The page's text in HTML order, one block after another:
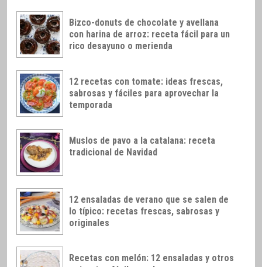
Bizco-donuts de chocolate y avellana
con harina de arroz: receta fácil para un
rico desayuno o merienda
12 recetas con tomate: ideas frescas,
sabrosas y fáciles para aprovechar la
temporada
Muslos de pavo a la catalana: receta
tradicional de Navidad
12 ensaladas de verano que se salen de
lo típico: recetas frescas, sabrosas y
originales
Recetas con melón: 12 ensaladas y otros